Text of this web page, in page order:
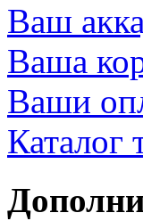
Ваш
Ваша
Ваши
Каталог